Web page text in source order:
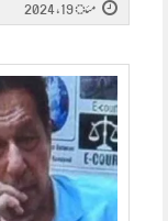
مئ 19, 2024